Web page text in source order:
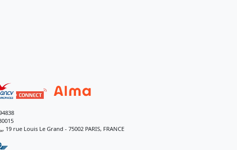
, 19 rue Louis Le Grand - 75002 PARIS, FRANCE